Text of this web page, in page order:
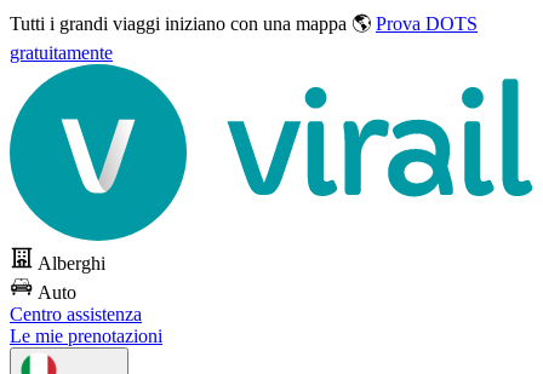
Tutti i grandi viaggi iniziano con una mappa 🌎 Prova DOTS
gratuitamente
Alberghi
Auto
Centro assistenza
Le mie prenotazioni